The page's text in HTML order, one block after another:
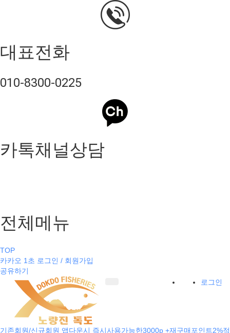
대표전화
010-8300-0225
카톡채널상담
전체메뉴
TOP
카카오 1초 로그인 / 회원가입
공유하기
로그인
기존회원/신규회원 앱다운시 즉시사용가능한3000p +재구매포인트2%적